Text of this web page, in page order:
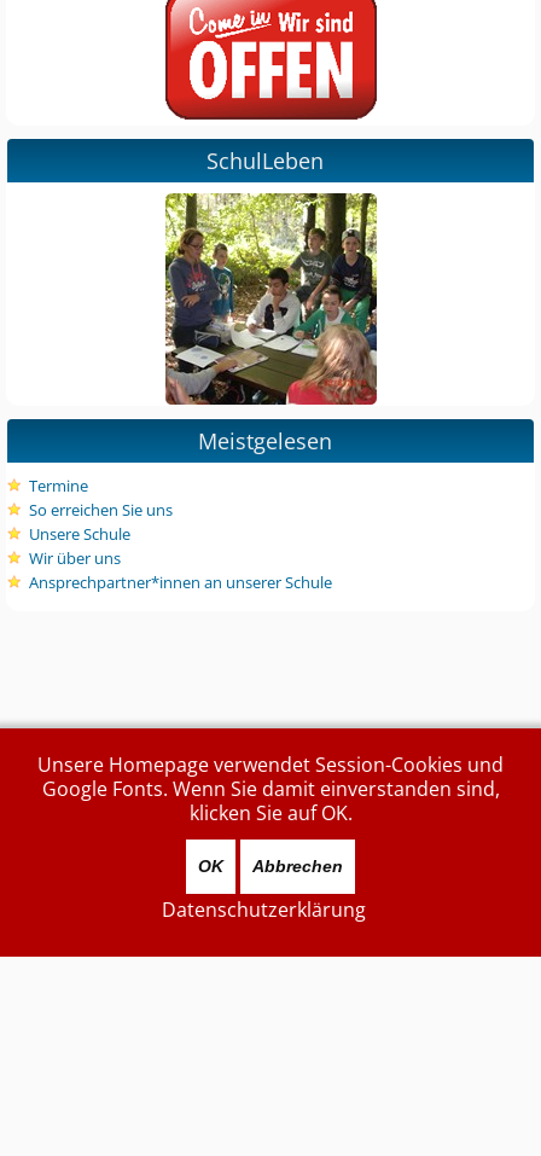
SchulLeben
Meistgelesen
Termine
So erreichen Sie uns
Unsere Schule
Wir über uns
Ansprechpartner*innen an unserer Schule
Unsere Homepage verwendet Session-Cookies und
Google Fonts. Wenn Sie damit einverstanden sind,
klicken Sie auf OK.
OK Abbrechen
Datenschutzerklärung